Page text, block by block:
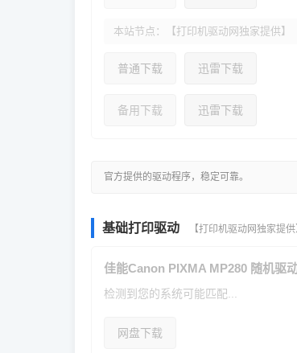
本站节点：【打印机驱动网独家提供】
普通下载 迅雷下载
备用下载 迅雷下载
官方提供的驱动程序，稳定可靠。
基础打印驱动 【打印机驱动网独家提供
佳能Canon PIXMA MP280 随机驱
检测到您的系统可能匹配...
网盘下载